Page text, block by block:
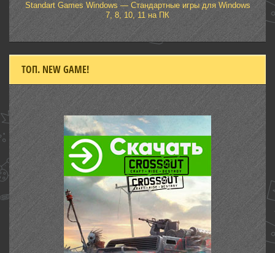
Standart Games Windows — Стандартные игры для Windows
7, 8, 10, 11 на ПК
ТОП. NEW GAME!